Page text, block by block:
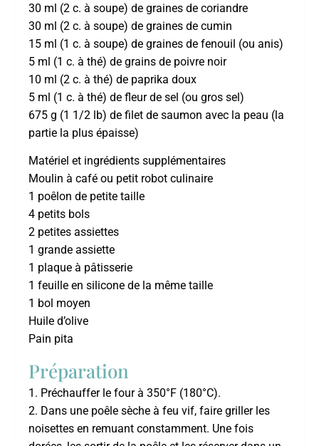
30 ml (2 c. à soupe) de graines de coriandre
30 ml (2 c. à soupe) de graines de cumin
15 ml (1 c. à soupe) de graines de fenouil (ou anis)
5 ml (1 c. à thé) de grains de poivre noir
10 ml (2 c. à thé) de paprika doux
5 ml (1 c. à thé) de fleur de sel (ou gros sel)
675 g (1 1/2 lb) de filet de saumon avec la peau (la
partie la plus épaisse)
Matériel et ingrédients supplémentaires
Moulin à café ou petit robot culinaire
1 poêlon de petite taille
4 petits bols
2 petites assiettes
1 grande assiette
1 plaque à pâtisserie
1 feuille en silicone de la même taille
1 bol moyen
Huile d’olive
Pain pita
Préparation
1. Préchauffer le four à 350°F (180°C).
2. Dans une poêle sèche à feu vif, faire griller les
noisettes en remuant constamment. Une fois